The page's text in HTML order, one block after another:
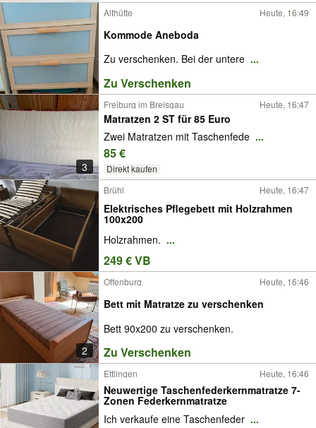
Althütte Heute, 16:49
Kommode Aneboda
Zu verschenken. Bei der untere ...
Zu Verschenken
3
Freiburg im Breisgau Heute, 16:47
Matratzen 2 ST für 85 Euro
Zwei Matratzen mit Taschenfede ...
85 €
Direkt kaufen
Brühl
Heute, 16:47
Elektrisches Pflegebett mit Holzrahmen
100x200
Holzrahmen. ...
249 € VB
2
Offenburg Heute, 16:46
Bett mit Matratze zu verschenken
Bett 90x200 zu verschenken.
Zu Verschenken
Ettlingen Heute, 16:46
Neuwertige Taschenfederkernmatratze 7-
Zonen Federkernmatratze
Ich verkaufe eine Taschenfeder ...